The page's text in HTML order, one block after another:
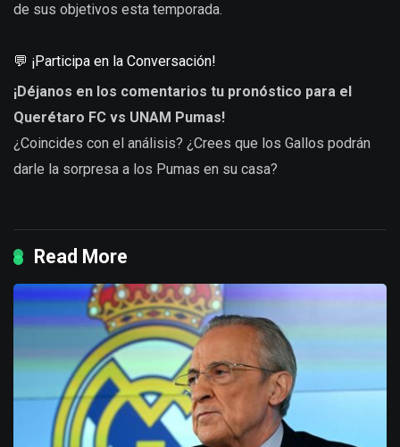
de sus objetivos esta temporada.
💬 ¡Participa en la Conversación!
¡Déjanos en los comentarios tu pronóstico para el
Querétaro FC vs UNAM Pumas!
¿Coincides con el análisis? ¿Crees que los Gallos podrán
darle la sorpresa a los Pumas en su casa?
Read More